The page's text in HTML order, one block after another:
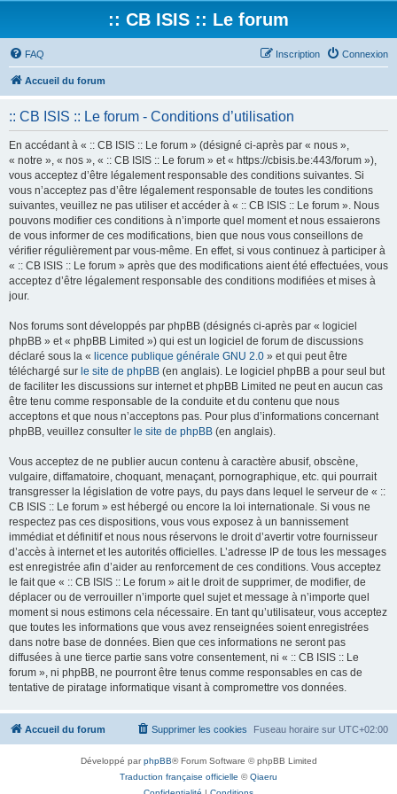
:: CB ISIS :: Le forum
FAQ Connexion
Inscription
Accueil du forum
:: CB ISIS :: Le forum - Conditions d’utilisation
En accédant à « :: CB ISIS :: Le forum » (désigné ci-après par « nous »,
« notre », « nos », « :: CB ISIS :: Le forum » et « https://cbisis.be:443/forum »),
vous acceptez d’être légalement responsable des conditions suivantes. Si
vous n’acceptez pas d’être légalement responsable de toutes les conditions
suivantes, veuillez ne pas utiliser et accéder à « :: CB ISIS :: Le forum ». Nous
pouvons modifier ces conditions à n’importe quel moment et nous essaierons
de vous informer de ces modifications, bien que nous vous conseillons de
vérifier régulièrement par vous-même. En effet, si vous continuez à participer à
« :: CB ISIS :: Le forum » après que des modifications aient été effectuées, vous
acceptez d’être légalement responsable des conditions modifiées et mises à
jour.
Nos forums sont développés par phpBB (désignés ci-après par « logiciel
phpBB » et « phpBB Limited ») qui est un logiciel de forum de discussions
déclaré sous la « licence publique générale GNU 2.0 » et qui peut être
téléchargé sur le site de phpBB (en anglais). Le logiciel phpBB a pour seul but
de faciliter les discussions sur internet et phpBB Limited ne peut en aucun cas
être tenu comme responsable de la conduite et du contenu que nous
acceptons et que nous n’acceptons pas. Pour plus d’informations concernant
phpBB, veuillez consulter le site de phpBB (en anglais).
Vous acceptez de ne publier aucun contenu à caractère abusif, obscène,
vulgaire, diffamatoire, choquant, menaçant, pornographique, etc. qui pourrait
transgresser la législation de votre pays, du pays dans lequel le serveur de « ::
CB ISIS :: Le forum » est hébergé ou encore la loi internationale. Si vous ne
respectez pas ces dispositions, vous vous exposez à un bannissement
immédiat et définitif et nous nous réservons le droit d’avertir votre fournisseur
d’accès à internet et les autorités officielles. L’adresse IP de tous les messages
est enregistrée afin d’aider au renforcement de ces conditions. Vous acceptez
le fait que « :: CB ISIS :: Le forum » ait le droit de supprimer, de modifier, de
déplacer ou de verrouiller n’importe quel sujet et message à n’importe quel
moment si nous estimons cela nécessaire. En tant qu’utilisateur, vous acceptez
que toutes les informations que vous avez renseignées soient enregistrées
dans notre base de données. Bien que ces informations ne seront pas
diffusées à une tierce partie sans votre consentement, ni « :: CB ISIS :: Le
forum », ni phpBB, ne pourront être tenus comme responsables en cas de
tentative de piratage informatique visant à compromettre vos données.
Accueil du forum Fuseau horaire sur UTC+02:00
Supprimer les cookies
Développé parphpBB® Forum Software © phpBB Limited
Traduction française officielle ©Qiaeru